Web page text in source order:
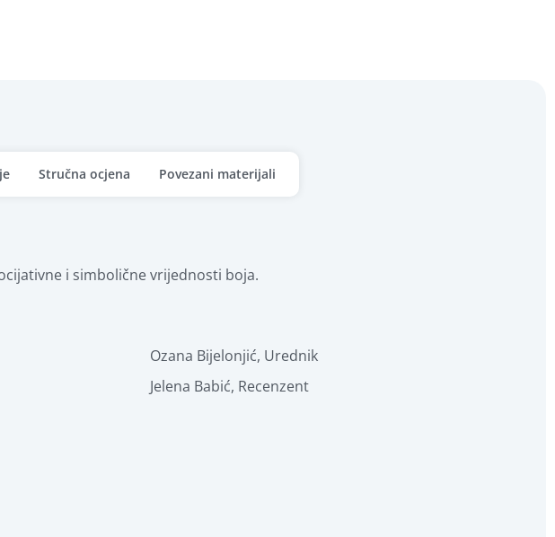
Stručna ocjena Povezani materijali
i simbolične vrijednosti boja.
Ozana Bijelonjić, Urednik
Jelena Babić, Recenzent